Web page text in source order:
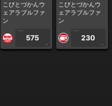
こびとづかんウ
ェアラブルファ
ン
1PLAY
575
CP
こびとづかんウ
ェアラブルファ
ン
1PLAY
230
CP